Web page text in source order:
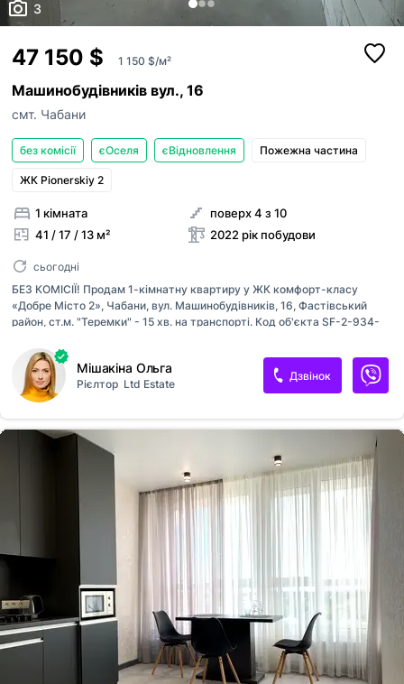
3
47 150 $ 1 150 $/м²
Машинобудівників вул., 16
смт. Чабани
без комісії єОселя єВідновлення Пожежна частина
ЖК Pionerskiy 2
1 кімната
41 / 17 / 13 м²
поверх 4 з 10
2022 рік побудови
сьогодні
БЕЗ КОМІСІЇ! Продам 1-кімнатну квартиру у ЖК комфорт-класу
«Добре Місто 2», Чабани, вул. Машинобудівників, 16, Фастівський
район, ст.м. "Теремки" - 15 хв. на транспорті. Код об'єкта SF-2-934-
садок, аптека, салон краси, банк, кафе, відділення Нової пошти,
зупинка транспорту. Забудовник: Будівельна компанія «Доброград».
Будинок введений у експлуатацію. Розглядаємо продаж через
державні програми. 4-й поверх 10-ти поверхового будинку. Загальна
площа - 41 кв.м: кухня 13,40 кв.м, 1 окрема кімната, суміжний
санвузол, передпокій. Лічильник на газ є. Квартира у стані - від
будівельників. Також додатково можно придбати комору на пове...
Мішакіна Ольга
Рієлтор Ltd Estate
Дзвінок